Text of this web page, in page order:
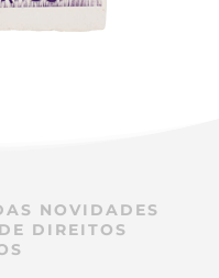
NOVIDADES
DIREITOS